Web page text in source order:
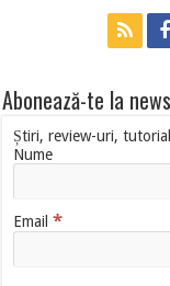
Abonează-te la
Știri, review-uri,
Nume
Email*